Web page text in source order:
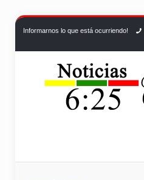
Informarnos lo que está ocurriendo!